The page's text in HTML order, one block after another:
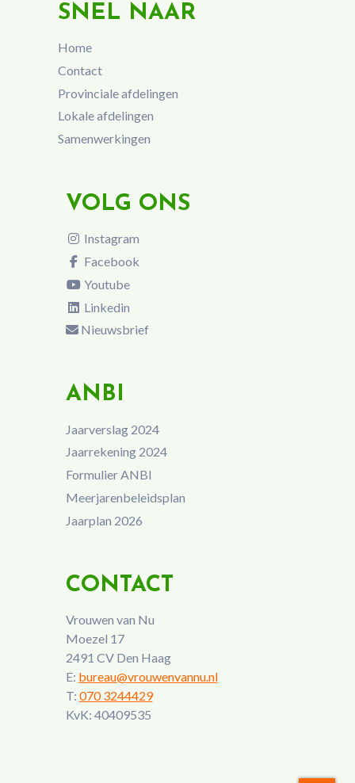
SNEL NAAR
Home
Contact
Provinciale afdelingen
Lokale afdelingen
Samenwerkingen
VOLG ONS
Instagram
Facebook
Youtube
Linkedin
Nieuwsbrief
ANBI
Jaarverslag 2024
Jaarrekening 2024
Formulier ANBI
Meerjarenbeleidsplan
Jaarplan 2026
CONTACT
Vrouwen van Nu
Moezel 17
2491 CV Den Haag
E: bureau@vrouwenvannu.nl
T: 070 3244429
KvK: 40409535